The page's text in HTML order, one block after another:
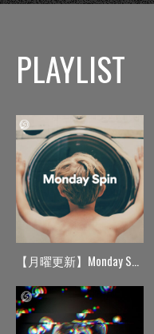
PLAYLIST
【月曜更新】Monday Spin